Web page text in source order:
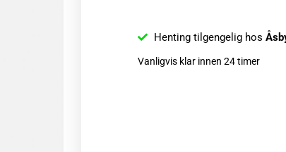
Henting tilgengelig hos
Vanligvis klar innen 24 timer